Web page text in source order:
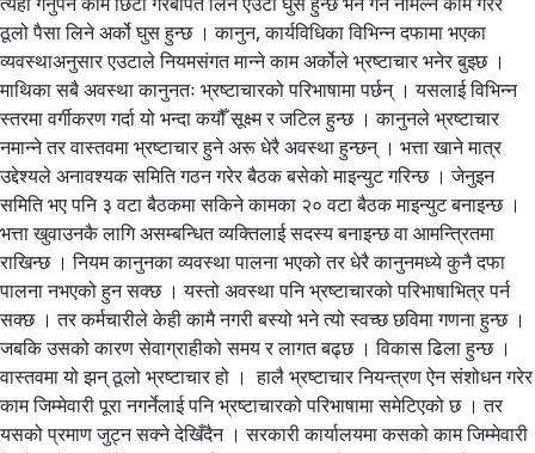
ठूलो पैसा लिने अर्को घुस हुन्छ । कानुन, कार्यविधिका विभिन्न दफामा भएका
व्यवस्थाअनुसार एउटाले नियमसंगत मान्ने काम अर्कोले भ्रष्टाचार भनेर बुझ्छ ।
माथिका सबै अवस्था कानुनतः भ्रष्टाचारको परिभाषामा पर्छन् । यसलाई विभिन्न
स्तरमा वर्गीकरण गर्दा यो भन्दा कयौँ सूक्ष्म र जटिल हुन्छ । कानुनले भ्रष्टाचार
नमान्ने तर वास्तवमा भ्रष्टाचार हुने अरू धेरै अवस्था हुन्छन् । भत्ता खाने मात्र
उद्देश्यले अनावश्यक समिति गठन गरेर बैठक बसेको माइन्युट गरिन्छ । जेनुइन
समिति भए पनि ३ वटा बैठकमा सकिने कामका २० वटा बैठक माइन्युट बनाइन्छ ।
भत्ता खुवाउनकै लागि असम्बन्धित व्यक्तिलाई सदस्य बनाइन्छ वा आमन्त्रितमा
राखिन्छ । नियम कानुनका व्यवस्था पालना भएको तर धेरै कानुनमध्ये कुनै दफा
पालना नभएको हुन सक्छ । यस्तो अवस्था पनि भ्रष्टाचारको परिभाषाभित्र पर्न
सक्छ । तर कर्मचारीले केही कामै नगरी बस्यो भने त्यो स्वच्छ छविमा गणना हुन्छ ।
जबकि उसको कारण सेवाग्राहीको समय र लागत बढ्छ । विकास ढिला हुन्छ ।
वास्तवमा यो झन् ठूलो भ्रष्टाचार हो । हालै भ्रष्टाचार नियन्त्रण ऐन संशोधन गरेर
काम जिम्मेवारी पूरा नगर्नेलाई पनि भ्रष्टाचारको परिभाषामा समेटिएको छ । तर
यसको प्रमाण जुट्न सक्ने देखिँदैन । सरकारी कार्यालयमा कसको काम जिम्मेवारी